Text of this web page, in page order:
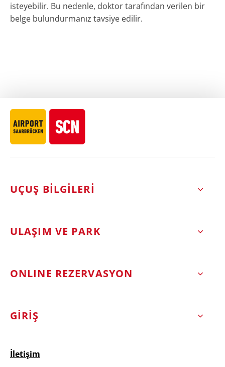
isteyebilir. Bu nedenle, doktor tarafından verilen bir
belge bulundurmanız tavsiye edilir.
UÇUŞ BİLGİLERİ
ULAŞIM VE PARK
ONLINE REZERVASYON
GİRİŞ
İletişim